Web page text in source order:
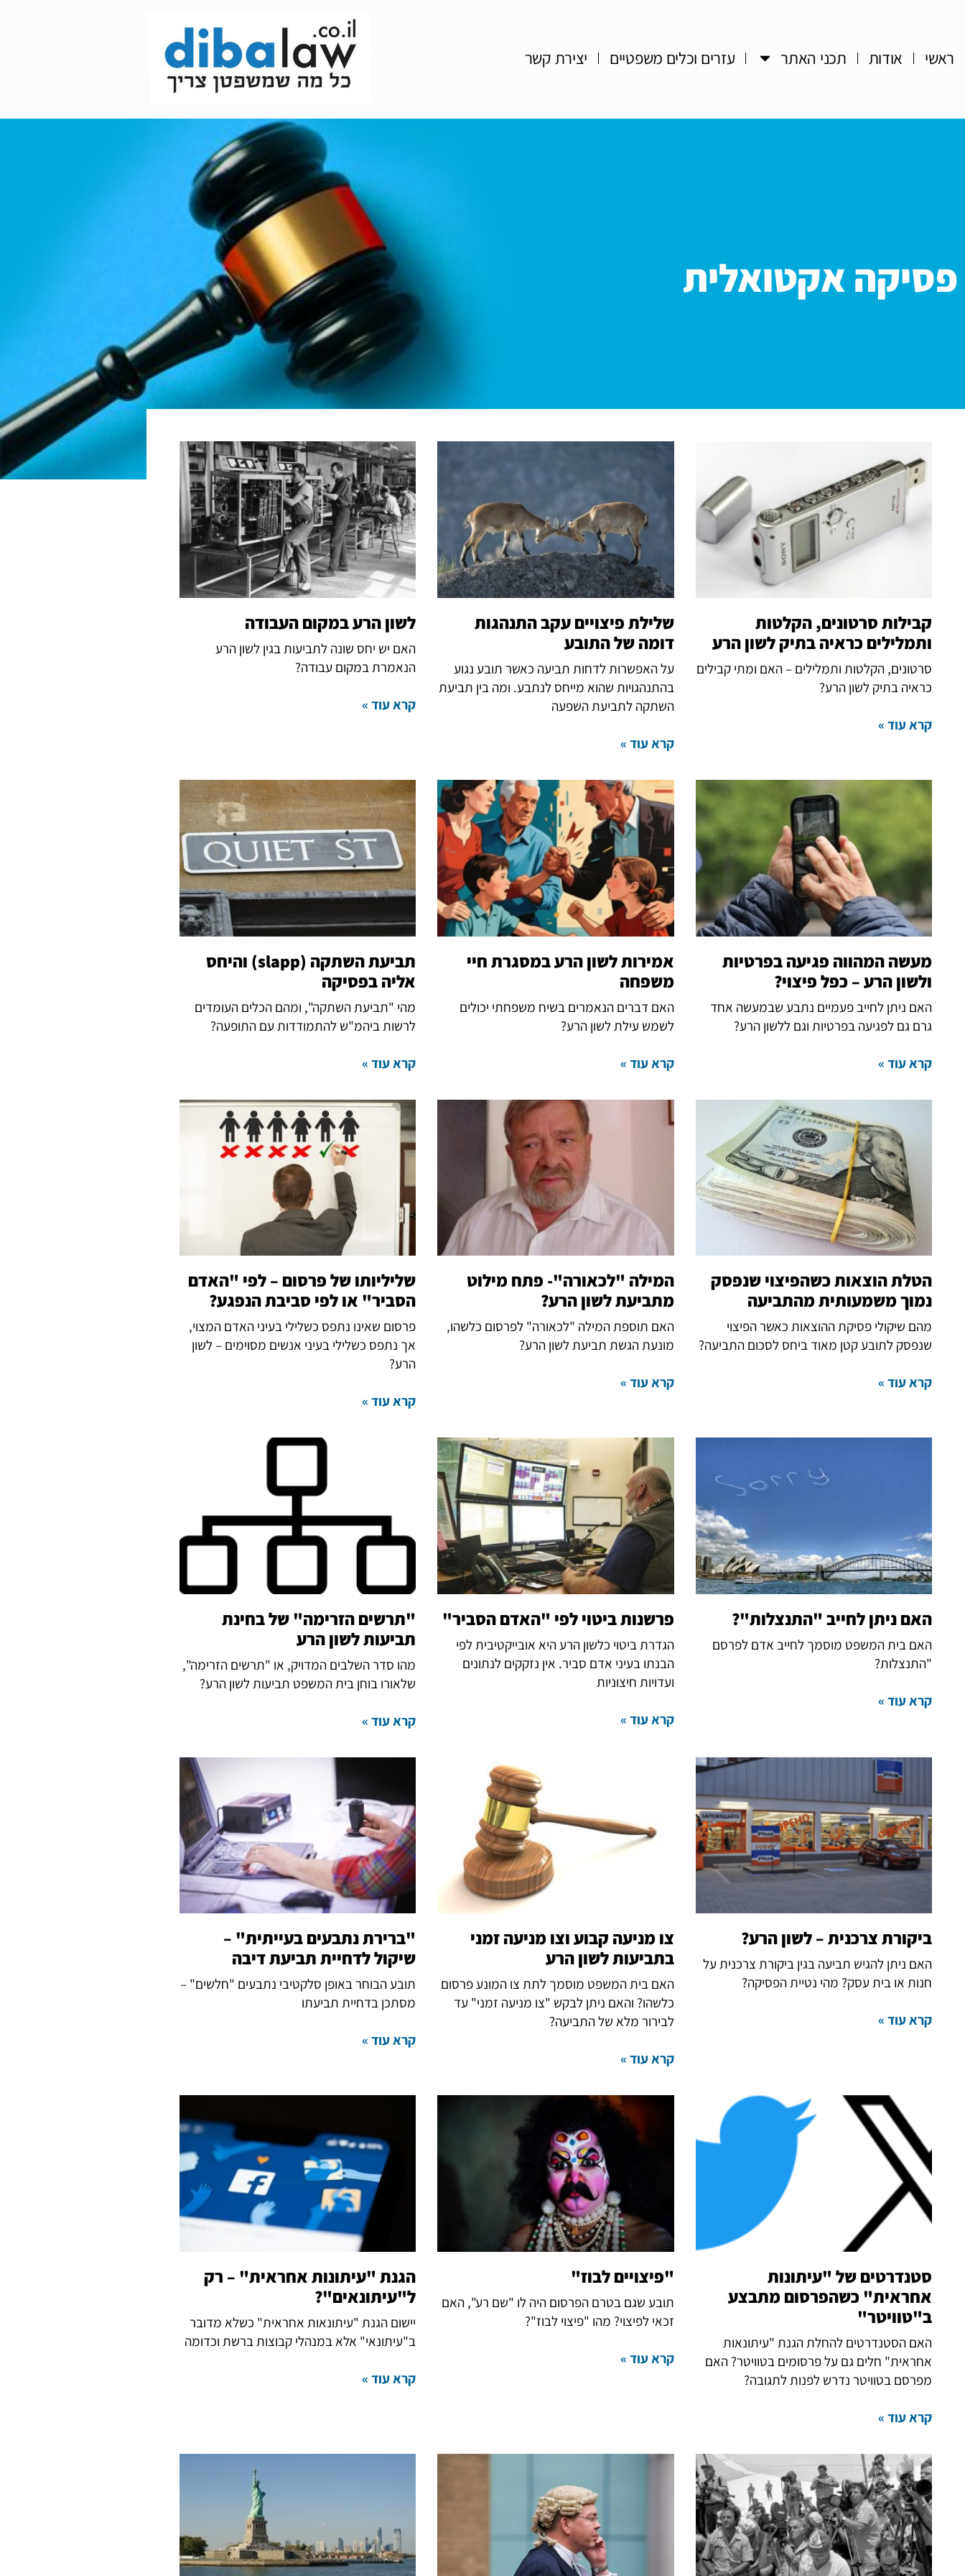
ראשי אודות תכני האתר עזרים וכלים משפטיים יצירת קשר
פסיקה אקטואלית
קבילות סרטונים, הקלטות
ותמלילים כראיה בתיק לשון הרע
סרטונים, הקלטות ותמלילים – האם ומתי קבילים
כראיה בתיק לשון הרע?
קרא עוד »
שלילת פיצויים עקב התנהגות
דומה של התובע
על האפשרות לדחות תביעה כאשר תובע נגוע
בהתנהגויות שהוא מייחס לנתבע. ומה בין תביעת
השתקה לתביעת השפעה
קרא עוד »
לשון הרע במקום העבודה
האם יש יחס שונה לתביעות בגין לשון הרע
הנאמרת במקום עבודה?
קרא עוד »
מעשה המהווה פגיעה בפרטיות
ולשון הרע – כפל פיצוי?
האם ניתן לחייב פעמיים נתבע שבמעשה אחד
גרם גם לפגיעה בפרטיות וגם ללשון הרע?
קרא עוד »
אמירות לשון הרע במסגרת חיי
משפחה
האם דברים הנאמרים בשיח משפחתי יכולים
לשמש עילת לשון הרע?
קרא עוד »
תביעת השתקה (slapp) והיחס
אליה בפסיקה
מהי "תביעת השתקה", ומהם הכלים העומדים
לרשות ביהמ"ש להתמודדות עם התופעה?
קרא עוד »
הטלת הוצאות כשהפיצוי שנפסק
נמוך משמעותית מהתביעה
מהם שיקולי פסיקת ההוצאות כאשר הפיצוי
שנפסק לתובע קטן מאוד ביחס לסכום התביעה?
קרא עוד »
המילה "לכאורה"- פתח מילוט
מתביעת לשון הרע?
האם תוספת המילה "לכאורה" לפרסום כלשהו,
מונעת הגשת תביעת לשון הרע?
קרא עוד »
שליליותו של פרסום – לפי "האדם
הסביר" או לפי סביבת הנפגע?
פרסום שאינו נתפס כשלילי בעיני האדם המצוי,
אך נתפס כשלילי בעיני אנשים מסוימים – לשון
הרע?
קרא עוד »
האם ניתן לחייב "התנצלות"?
האם בית המשפט מוסמך לחייב אדם לפרסם
"התנצלות?
קרא עוד »
פרשנות ביטוי לפי "האדם הסביר"
הגדרת ביטוי כלשון הרע היא אובייקטיבית לפי
הבנתו בעיני אדם סביר. אין נזקקים לנתונים
ועדויות חיצוניות
קרא עוד »
"תרשים הזרימה" של בחינת
תביעות לשון הרע
מהו סדר השלבים המדויק, או "תרשים הזרימה",
שלאורו בוחן בית המשפט תביעות לשון הרע?
קרא עוד »
ביקורת צרכנית – לשון הרע?
האם ניתן להגיש תביעה בגין ביקורת צרכנית על
חנות או בית עסק? מהי נטיית הפסיקה?
קרא עוד »
צו מניעה קבוע וצו מניעה זמני
בתביעות לשון הרע
האם בית המשפט מוסמך לתת צו המונע פרסום
כלשהו? והאם ניתן לבקש "צו מניעה זמני" עד
לבירור מלא של התביעה?
קרא עוד »
"ברירת נתבעים בעייתית" –
שיקול לדחיית תביעת דיבה
תובע הבוחר באופן סלקטיבי נתבעים "חלשים" –
מסתכן בדחיית תביעתו
קרא עוד »
סטנדרטים של "עיתונות
אחראית" כשהפרסום מתבצע
ב"טוויטר"
האם הסטנדרטים להחלת הגנת "עיתונאות
אחראית" חלים גם על פרסומים בטוויטר? האם
מפרסם בטוויטר נדרש לפנות לתגובה?
קרא עוד »
"פיצויים לבוז"
תובע שגם בטרם הפרסום היה לו "שם רע", האם
זכאי לפיצוי? מהו "פיצוי לבוז"?
קרא עוד »
הגנת "עיתונות אחראית" – רק
ל"עיתונאים"?
יישום הגנת "עיתונאות אחראית" כשלא מדובר
ב"עיתונאי" אלא במנהלי קבוצות ברשת וכדומה
קרא עוד »